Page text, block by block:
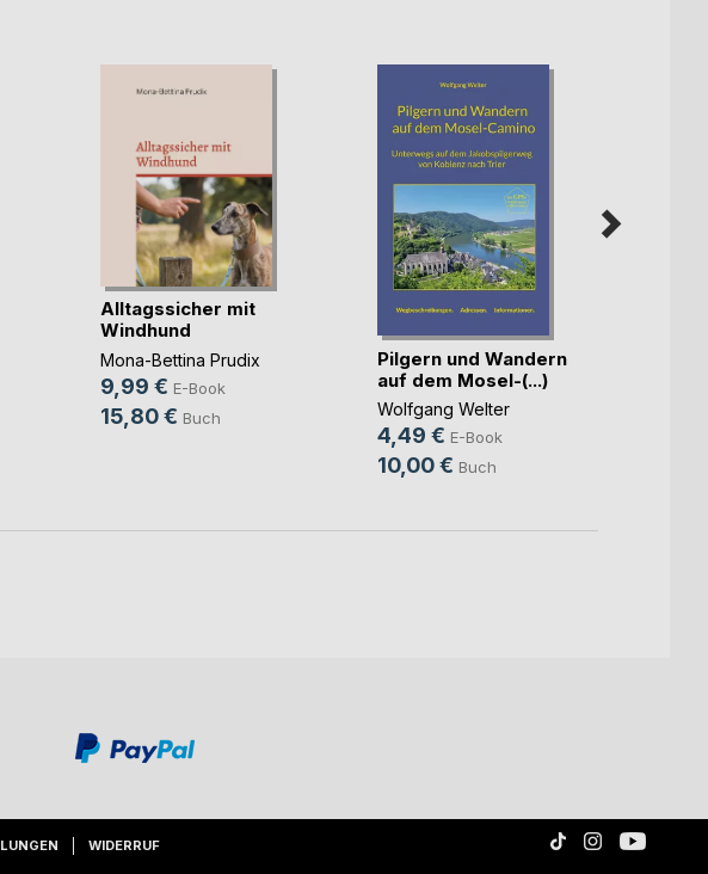
Alltagssicher mit
Windhund
Mona-Bettina Prudix
9,99 € E-Book
15,80 € Buch
Pilgern und Wandern
auf dem Mosel-(...)
Wolfgang Welter
4,49 € E-Book
10,00 € Buch
WIDERRUF